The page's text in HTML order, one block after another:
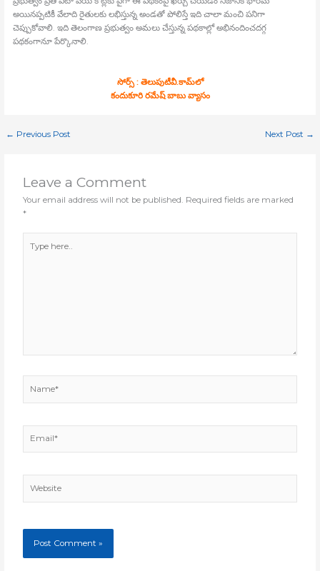
అయినప్పటికీ వేలాది రైతులకు లభిస్తున్న అండతో పోలిస్తే ఇది చాలా మంచి పనిగా
చెప్పుకోవాలి. ఇది తెలంగాణ ప్రభుత్వం అమలు చేస్తున్న పథకాల్లో అభినందించదగ్గ
పథకంగానూ పేర్కొనాలి.
సోర్స్ : తెలుపుటీవీ.కామ్‍లో
కందుకూరి రమేష్‍ బాబు వ్యాసం
← Previous Post Next Post →
Leave a Comment
Your email address will not be published. Required fields are marked
*
here..